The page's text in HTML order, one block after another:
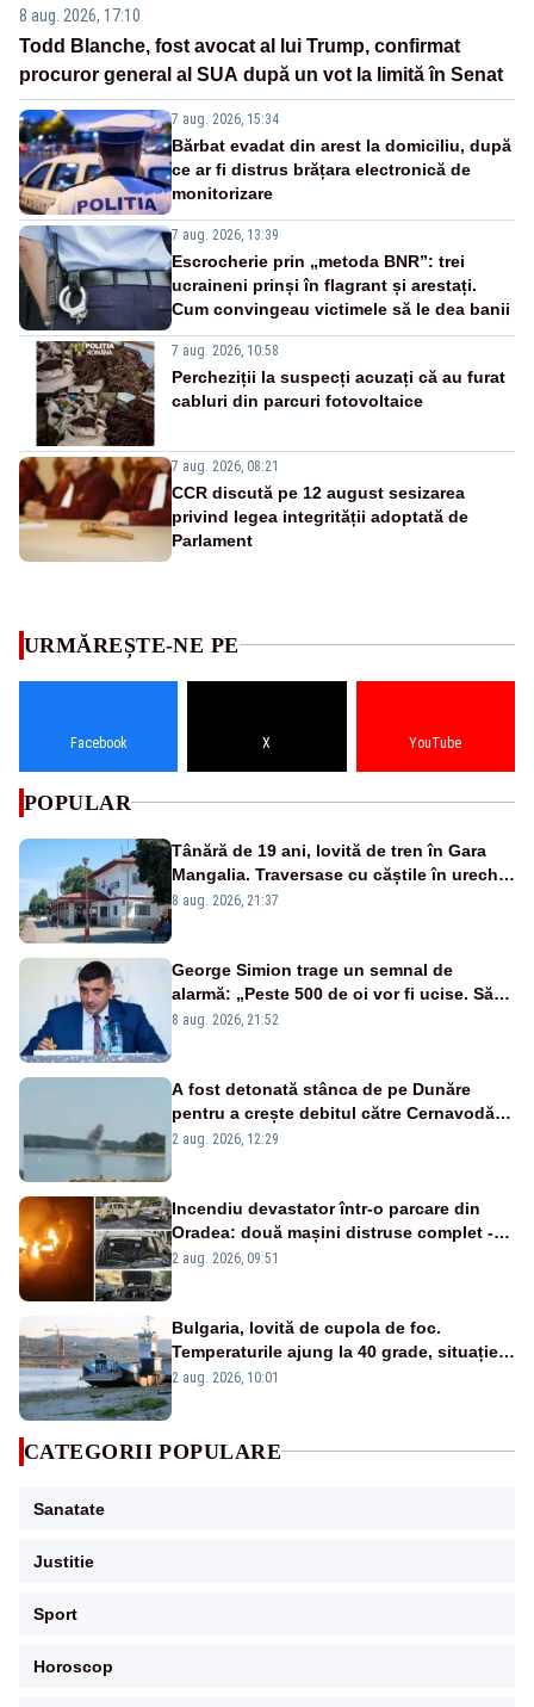
8 aug. 2026, 17:10
Todd Blanche, fost avocat al lui Trump, confirmat
procuror general al SUA după un vot la limită în Senat
7 aug. 2026, 15:34
Bărbat evadat din arest la domiciliu, după
ce ar fi distrus brățara electronică de
monitorizare
7 aug. 2026, 13:39
Escrocherie prin „metoda BNR”: trei
ucraineni prinși în flagrant și arestați.
Cum convingeau victimele să le dea banii
7 aug. 2026, 10:58
Percheziții la suspecți acuzați că au furat
cabluri din parcuri fotovoltaice
7 aug. 2026, 08:21
CCR discută pe 12 august sesizarea
privind legea integrității adoptată de
Parlament
URMĂREȘTE-NE PE
Facebook X YouTube
POPULAR
Tânără de 19 ani, lovită de tren în Gara
Mangalia. Traversase cu căștile în urechi
liniile printr-un loc nepermis
8 aug. 2026, 21:37
George Simion trage un semnal de
alarmă: „Peste 500 de oi vor fi ucise. Să
vedem dacă ciobanii vor fi despăgubiți”
8 aug. 2026, 21:52
A fost detonată stânca de pe Dunăre
pentru a crește debitul către Cernavodă –
VIDEO
2 aug. 2026, 12:29
Incendiu devastator într-o parcare din
Oradea: două mașini distruse complet -
VIDEO
2 aug. 2026, 09:51
Bulgaria, lovită de cupola de foc.
Temperaturile ajung la 40 grade, situație
critică pe Dunăre
2 aug. 2026, 10:01
CATEGORII POPULARE
Sanatate
Justitie
Sport
Horoscop